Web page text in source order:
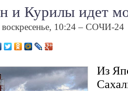
и Курилы идет
воскресенье, 10:24 – СОЧИ-24
Из